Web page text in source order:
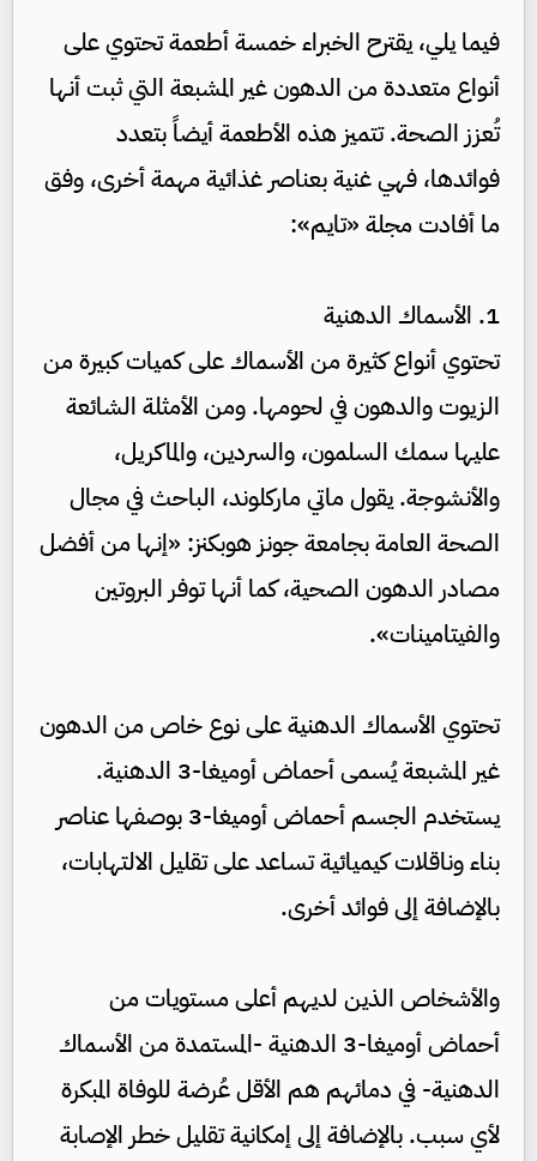
فيما يلي، يقترح الخبراء خمسة أطعمة تحتوي على
أنواع متعددة من الدهون غير المشبعة التي ثبت أنها
تُعزز الصحة. تتميز هذه الأطعمة أيضاً بتعدد
فوائدها، فهي غنية بعناصر غذائية مهمة أخرى، وفق
ما أفادت مجلة «تايم»:
1. الأسماك الدهنية
تحتوي أنواع كثيرة من الأسماك على كميات كبيرة من
الزيوت والدهون في لحومها. ومن الأمثلة الشائعة
عليها سمك السلمون، والسردين، والماكريل،
والأنشوجة. يقول ماتي ماركلوند، الباحث في مجال
الصحة العامة بجامعة جونز هوبكنز: «إنها من أفضل
مصادر الدهون الصحية، كما أنها توفر البروتين
والفيتامينات».
تحتوي الأسماك الدهنية على نوع خاص من الدهون
غير المشبعة يُسمى أحماض أوميغا-3 الدهنية.
يستخدم الجسم أحماض أوميغا-3 بوصفها عناصر
بناء وناقلات كيميائية تساعد على تقليل الالتهابات،
بالإضافة إلى فوائد أخرى.
والأشخاص الذين لديهم أعلى مستويات من
أحماض أوميغا-3 الدهنية -المستمدة من الأسماك
الدهنية- في دمائهم هم الأقل عُرضة للوفاة المبكرة
لأي سبب. بالإضافة إلى إمكانية تقليل خطر الإصابة